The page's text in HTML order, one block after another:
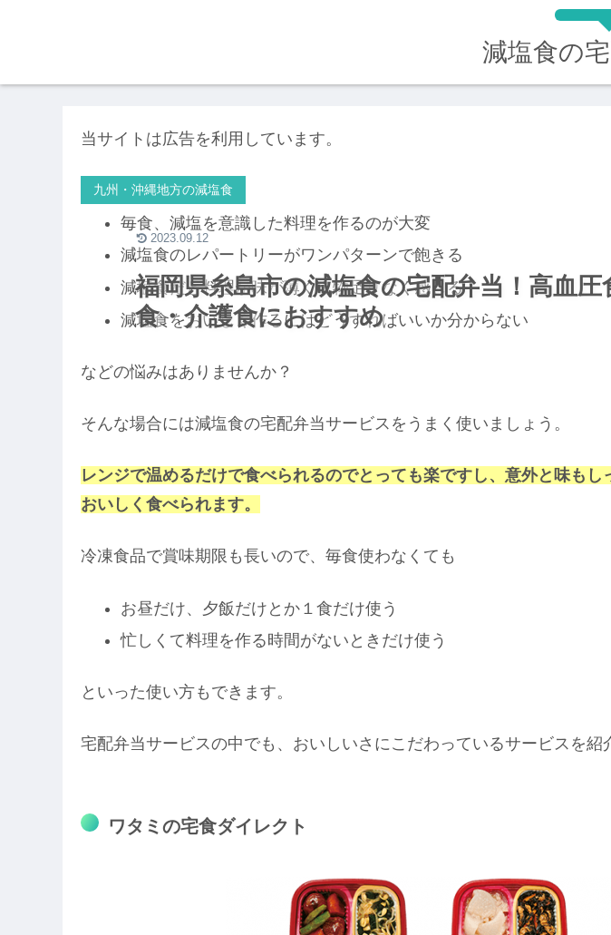
減塩食の
当サイトは広告を利用しています。
福岡県糸島市の減塩食の宅配弁当！高血圧
食・介護食におすすめ
九州・沖縄地方の減塩食
2023.09.12
毎食、減塩を意識した料理を作るのが大変
減塩食のレパートリーがワンパターンで飽きる
減塩食だと料理が味が薄くて物足りなく感じる
減塩食をおいしく作るにはどうすればいいか分からない
などの悩みはありませんか？
そんな場合には減塩食の宅配弁当サービスをうまく使いましょう。
レンジで温めるだけで食べられるのでとっても楽ですし、意外と味もし
おいしく食べられます。
冷凍食品で賞味期限も長いので、毎食使わなくても
お昼だけ、夕飯だけとか１食だけ使う
忙しくて料理を作る時間がないときだけ使う
といった使い方もできます。
宅配弁当サービスの中でも、おいしいさにこだわっているサービスを紹
ワタミの宅食ダイレクト